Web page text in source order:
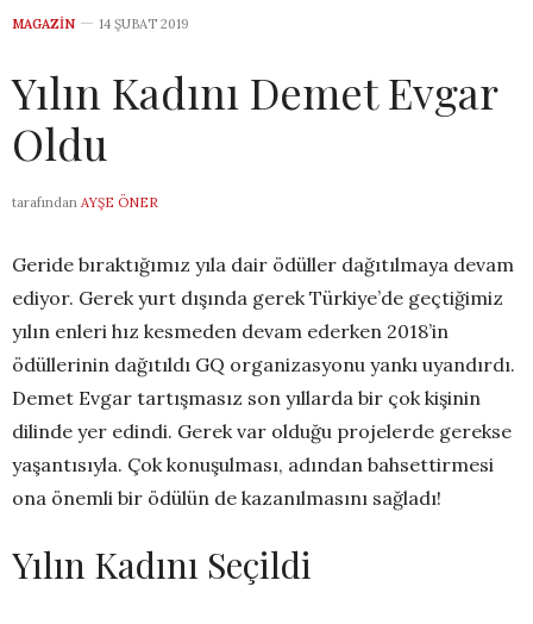
MAGAZIN 14 ŞUBAT 2019
Yılın Kadını Demet Evgar
Oldu
tarafından AYŞE ÖNER
Geride bıraktığımız yıla dair ödüller dağıtılmaya devam
ediyor. Gerek yurt dışında gerek Türkiye’de geçtiğimiz
yılın enleri hız kesmeden devam ederken 2018’in
ödüllerinin dağıtıldı GQ organizasyonu yankı uyandırdı.
Demet Evgar tartışmasız son yıllarda bir çok kişinin
dilinde yer edindi. Gerek var olduğu projelerde gerekse
yaşantısıyla. Çok konuşulması, adından bahsettirmesi
ona önemli bir ödülün de kazanılmasını sağladı!
Yılın Kadını Seçildi